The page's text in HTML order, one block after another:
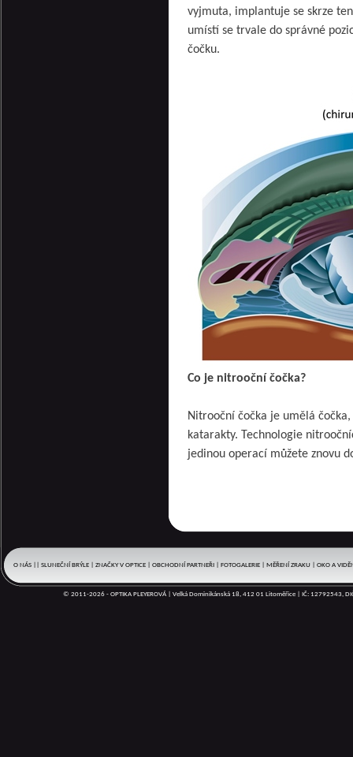
vyjmuta, implantuje se skrze
umístí se trvale do správné
čočku.
Co je nitrooční čočka?
Nitrooční čočka je umělá
katarakty. Technologie
jedinou operací můžete znovu
O NÁS SLUNEČNÍ BRÝLE ZNAČKY V OPTICE OBCHODNÍ PARTNEŘI FOTOGALERIE MĚŘENÍ ZRAKU
OKO A
© 2011-2026 - OPTIKA PLEYEROVÁ | Velká Dominikánská 18, 412 01 Litoměřice | IČ: 12792543,